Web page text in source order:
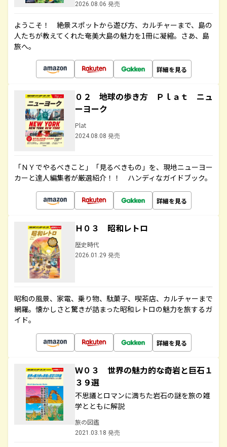
2026.08.06 発売
ようこそ！ 絶景スポットから遊び方、カルチャーまで、島の
人たちが教えてくれた奄美大島の魅力を1冊に凝縮。さあ、島
旅へ。
詳細を見る
０２ 地球の歩き方 Ｐｌａｔ ニュ
ーヨーク
Plat
2024.08.08 発売
「ＮＹでやるべきこと」「見るべきもの」を、現地ニューヨー
カーと達人編集者が厳選紹介！！ ハンディなガイドブック。
詳細を見る
Ｈ０３ 昭和レトロ
歴史時代
2026.01.29 発売
昭和の風景、家電、乗り物、駄菓子、喫茶店、カルチャーまで
網羅。懐かしさと驚きが詰まった昭和レトロの魅力を旅するガ
イド。
詳細を見る
Ｗ０３ 世界の魅力的な奇岩と巨石１
３９選
不思議とロマンに満ちた岩石の謎を旅の雑
学とともに解説
旅の図鑑
2021.03.18 発売